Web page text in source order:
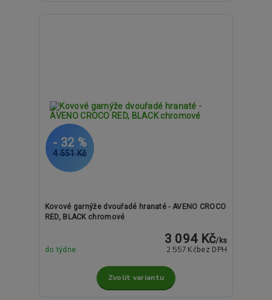
4 551 Kč
- 32 %
Kovové garnýže dvouřadé hranaté - AVENO CROCO
RED, BLACK chromové
3 094 Kč/ ks
2 557 Kč bez DPH
do týdne
Zvolit variantu